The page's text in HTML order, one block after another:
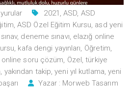
2021 ,ASD, ASD
,ASD Özel Eğitim Kursu, asd yeni
, deneme sınavı, elazığ online
, kafa dengi yayınları, Öğretim,
online soru çözüm, Özel,türkiye
, yakından takip,yeni yıl kutlama,yeni
Yazar : Morweb Tasarım